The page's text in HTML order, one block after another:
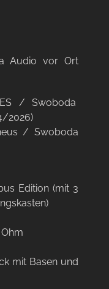
Audio vor Ort
/ Swoboda
2026)
/ Swoboda
Edition (mit 3
mit Basen und